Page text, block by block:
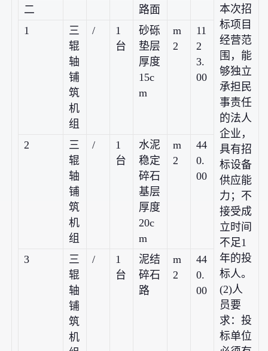
本次招
标项目
经营范
围，能
够独立
承担民
事责任
的法人
企业，
具有招
标设备
供应能
力；不
接受成
立时间
不足1
年的投
标人。
(2)人
员要
求：投
标单位
二
路面
1
三
辊
轴
铺
筑
机
组
/
1
台
砂砾
垫层
厚度
15c
m
m
2
11
2
3.
00
2
三
辊
轴
铺
筑
机
组
/
1
台
水泥
稳定
碎石
基层
厚度
20c
m
m
2
44
0.
00
3
三
辊
轴
铺
筑
机
/
1
台
泥结
碎石
路
m
2
44
0.
00